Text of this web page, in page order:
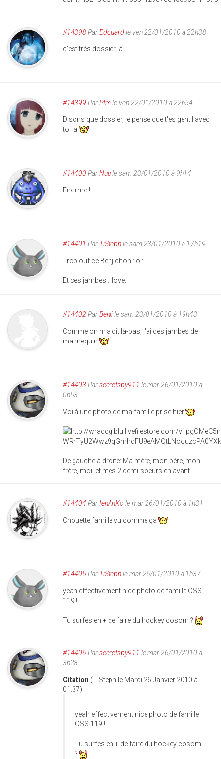
#14398ParEdouardle ven 22/01/2010 à 22h38
c'est très dossier là !
#14399 ParPtmle ven 22/01/2010 à 22h54
Disons que dossier, je pense que t'es gentil avec
toi la
#14400 ParNuule sam 23/01/2010 à 9h14
Énorme !
#14401 Par TiStephle sam 23/01/2010 à 17h19
Trop ouf ce Benjichon :lol:
Et ces jambes...:love:
#14402 ParBenjile sam 23/01/2010 à 19h43
Comme on m'a dit là-bas, j'ai des jambes de
mannequin
#14403 Parsecretspy911 le mar 26/01/2010 à
0h53
Voilà une photo de ma famille prise hier
De gauche à droite: Ma mère, mon père, mon
frère, moi, et mes 2 demi-soeurs en avant.
#14404 Par IenAnKo le mar 26/01/2010 à 1h31
Chouette famille vu comme ça
#14405Par TiStephle mar 26/01/2010 à 1h37
yeah effectivement nice photo de famille OSS
119 !
Tu surfes en + de faire du hockey cosom ?
#14406 Parsecretspy911 le mar 26/01/2010 à
3h28
Citation (TiSteph le Mardi 26 Janvier 2010 à
01:37)
yeah effectivement nice photo de famille
OSS 119 !
Tu surfes en + de faire du hockey cosom
?